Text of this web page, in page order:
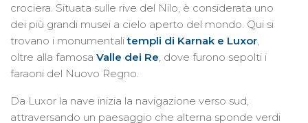
crociera. Situata sulle rive del Nilo, è considerata uno
dei più grandi musei a cielo aperto del mondo. Qui si
trovano i monumentalitempli di Karnak e Luxor,
oltre alla famosa Valle dei Re, dove furono sepolti i
faraoni del Nuovo Regno.
Da Luxor la nave inizia la navigazione verso sud,
attraversando un paesaggio che alterna sponde verdi